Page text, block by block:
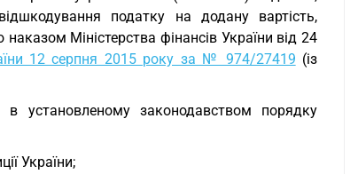
податку на додану вартість,
Міністерства фінансів України від 24
12 серпня 2015 року за № 974/27419 (із
установленому законодавством порядку
України;